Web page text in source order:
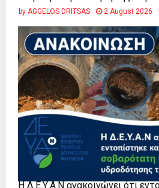
by AGGELOS DRITSAS 2 August 2026
Η Δ.Ε.Υ.Α.Ν ανακοινώνει ότι